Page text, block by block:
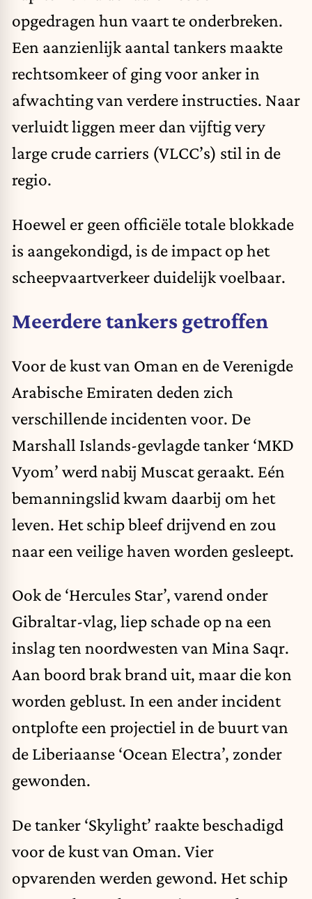
opgedragen hun vaart te onderbreken.
Een aanzienlijk aantal tankers maakte
rechtsomkeer of ging voor anker in
afwachting van verdere instructies. Naar
verluidt liggen meer dan vijftig very
large crude carriers (VLCC’s) stil in de
regio.
Hoewel er geen officiële totale blokkade
is aangekondigd, is de impact op het
scheepvaartverkeer duidelijk voelbaar.
Meerdere tankers getroffen
Voor de kust van Oman en de Verenigde
Arabische Emiraten deden zich
verschillende incidenten voor. De
Marshall Islands-gevlagde tanker ‘MKD
Vyom’ werd nabij Muscat geraakt. Eén
bemanningslid kwam daarbij om het
leven. Het schip bleef drijvend en zou
naar een veilige haven worden gesleept.
Ook de ‘Hercules Star’, varend onder
Gibraltar-vlag, liep schade op na een
inslag ten noordwesten van Mina Saqr.
Aan boord brak brand uit, maar die kon
worden geblust. In een ander incident
ontplofte een projectiel in de buurt van
de Liberiaanse ‘Ocean Electra’, zonder
gewonden.
De tanker ‘Skylight’ raakte beschadigd
voor de kust van Oman. Vier
opvarenden werden gewond. Het schip